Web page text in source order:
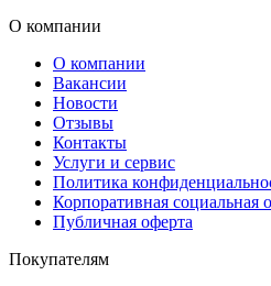
О компании
О компании
Вакансии
Новости
Отзывы
Контакты
Услуги и сервис
Политика
Корпоративная социальная
Публичная оферта
Покупателям